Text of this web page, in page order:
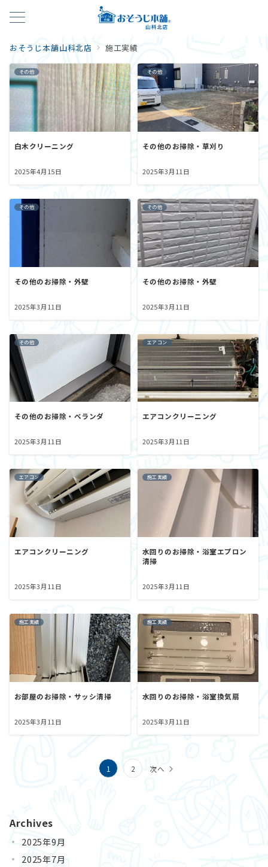
おそうじ本舗山科北店 施工実績
その他
白木クリーニング
2025年4月15日
その他
その他のお掃除・草刈り
2025年3月11日
その他
その他のお掃除・外壁
2025年3月11日
その他
その他のお掃除・外壁
2025年3月11日
その他
その他のお掃除・ベランダ
2025年3月11日
エアコン
エアコンクリーニング
2025年3月11日
エアコン
エアコンクリーニング
2025年3月11日
施工実績
水回りのお掃除・浴室エプロン
清掃
2025年3月11日
施工実績
お部屋のお掃除・サッシ清掃
2025年3月11日
施工実績
水回りのお掃除・浴室換気扇
2025年3月11日
ペ
ー
1 2 次へ
Archives
2025年9月
2025年7月